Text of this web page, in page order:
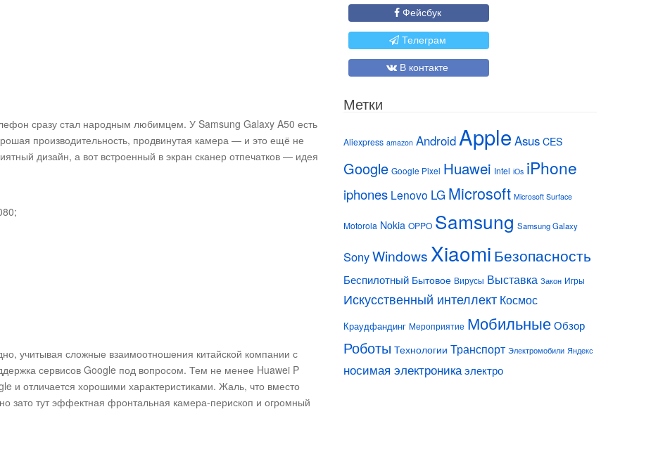
сразу стал народным любимцем. У Samsung Galaxy A50 есть
производительность, продвинутая камера — и это ещё не
дизайн, а вот встроенный в экран сканер отпечатков — идея
учитывая сложные взаимоотношения китайской компании с
сервисов Google под вопросом. Тем не менее Huawei P
и отличается хорошими характеристиками. Жаль, что вместо
зато тут эффектная фронтальная камера-перископ и огромный
Фейсбук
Телеграм
В контакте
Метки
Aliexpress amazon Android Apple Asus CES
Google Google Pixel Huawei Intel iOs iPhone
iphones Lenovo LG Microsoft Microsoft Surface
Motorola Nokia OPPO Samsung Samsung Galaxy
SonyWindowsXiaomi Безопасность
Беспилотный Бытовое Вирусы Выставка Закон Игры
Искусственный интеллект Космос
Краудфандинг Мероприятие МобильныеОбзор
Роботы Технологии Транспорт Электромобили Яндекс
носимая электроникаэлектро